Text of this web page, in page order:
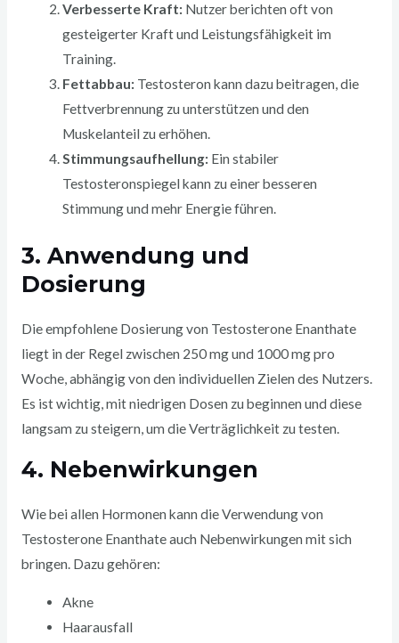
Verbesserte Kraft: Nutzer berichten oft von
gesteigerter Kraft und Leistungsfähigkeit im
Training.
Fettabbau: Testosteron kann dazu beitragen, die
Fettverbrennung zu unterstützen und den
Muskelanteil zu erhöhen.
Stimmungsaufhellung: Ein stabiler
Testosteronspiegel kann zu einer besseren
Stimmung und mehr Energie führen.
3. Anwendung und
Dosierung
Die empfohlene Dosierung von Testosterone Enanthate
liegt in der Regel zwischen 250 mg und 1000 mg pro
Woche, abhängig von den individuellen Zielen des Nutzers.
Es ist wichtig, mit niedrigen Dosen zu beginnen und diese
langsam zu steigern, um die Verträglichkeit zu testen.
4. Nebenwirkungen
Wie bei allen Hormonen kann die Verwendung von
Testosterone Enanthate auch Nebenwirkungen mit sich
bringen. Dazu gehören:
Akne
Haarausfall